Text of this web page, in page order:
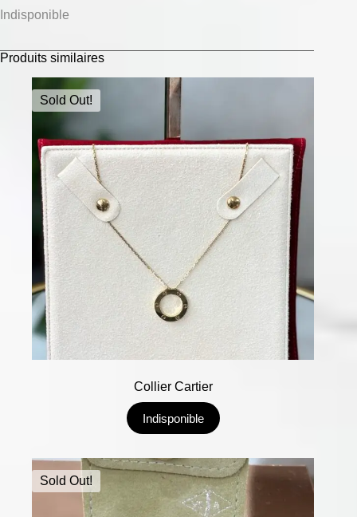
Indisponible
Produits similaires
Sold Out!
Collier Cartier
Indisponible
Sold Out!